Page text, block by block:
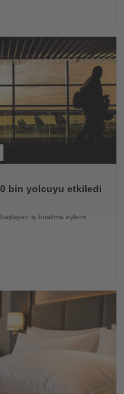
bin yolcuyu etkiledi
iş bırakma eylemi